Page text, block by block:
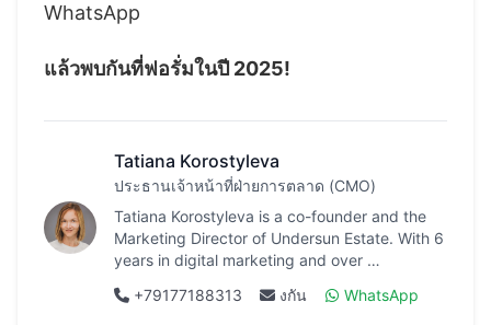
WhatsApp
แล้วพบกันที่ฟอรั่มในปี 2025!
Tatiana Korostyleva
ประธานเจ้าหน้าที่ฝ่ายการตลาด (CMO)
Tatiana Korostyleva is a co-founder and the
Marketing Director of Undersun Estate. With 6
years in digital marketing and over …
+79177188313
งกัน WhatsApp